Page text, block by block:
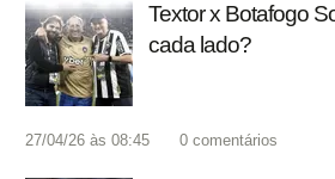
Textor x Botafogo
cada lado?
27/04/26 às 08:45 0 comentários